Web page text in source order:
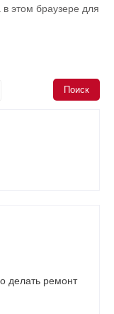
этом браузере для
делать ремонт